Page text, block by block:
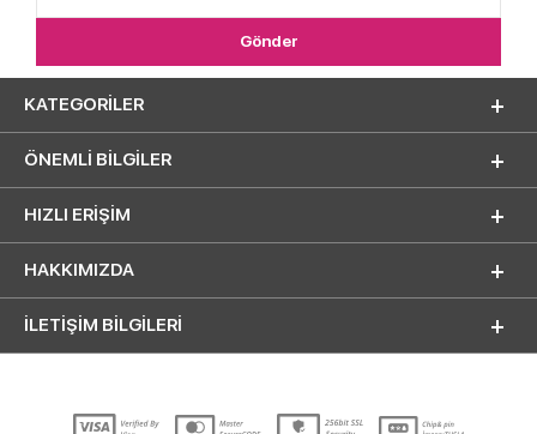
KATEGORILER
ÖNEMLI BILGILER
HIZLI ERIŞIM
HAKKIMIZDA
İLETİŞİM BİLGİLERİ